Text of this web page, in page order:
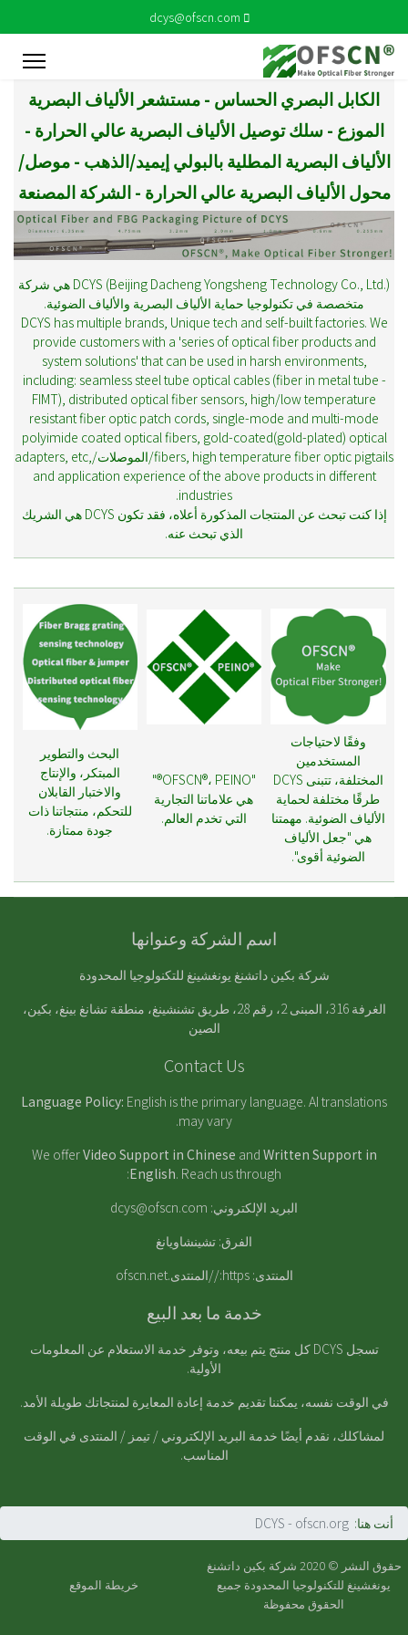
dcys@ofscn.com
الكابل البصري الحساس - مستشعر الألياف البصرية
الموزع - سلك توصيل الألياف البصرية عالي الحرارة -
الألياف البصرية المطلية بالبولي إيميد/الذهب - موصل/
محول الألياف البصرية عالي الحرارة - الشركة المصنعة
DCYS (Beijing Dacheng Yongsheng Technology Co., Ltd.) هي شركة
متخصصة في تكنولوجيا حماية الألياف البصرية والألياف الضوئية.
DCYS has multiple brands, Unique tech and self-built factories. We
provide customers with a 'series of optical fiber products and
system solutions' that can be used in harsh environments,
including: seamless steel tube optical cables (fiber in metal tube -
FIMT), distributed optical fiber sensors, high/low temperature
resistant fiber optic patch cords, single-mode and multi-mode
polyimide coated optical fibers, gold-coated(gold-plated) optical
fibers, high temperature fiber optic pigtails/الموصلات/adapters, etc,
and application experience of the above products in different
industries.
إذا كنت تبحث عن المنتجات المذكورة أعلاه، فقد تكون DCYS هي الشريك
الذي تبحث عنه.
وفقًا لاحتياجات
المستخدمين
المختلفة، تتبنى DCYS
طرقًا مختلفة لحماية
الألياف الضوئية. مهمتنا
هي "جعل الألياف
الضوئية أقوى".
"OFSCN®، PEINO®"
هي علاماتنا التجارية
التي تخدم العالم.
البحث والتطوير
المبتكر، والإنتاج
والاختبار القابلان
للتحكم، منتجاتنا ذات
جودة ممتازة.
اسم الشركة وعنوانها
شركة بكين داتشنغ يونغشينغ للتكنولوجيا المحدودة
الغرفة 316، المبنى 2، رقم 28، طريق تشنشينغ، منطقة تشانغ بينغ، بكين،
الصين
Contact Us
Language Policy: English is the primary language. AI translations
may vary.
We offerVideo Support in Chinese and Written Support in
English. Reach us through:
البريد الإلكتروني: dcys@ofscn.com
الفرق: تشينشاويانغ
المنتدى:https://المنتدى.ofscn.net
خدمة ما بعد البيع
تسجل DCYS كل منتج يتم بيعه، وتوفر خدمة الاستعلام عن المعلومات
الأولية.
في الوقت نفسه، يمكننا تقديم خدمة إعادة المعايرة لمنتجاتك طويلة الأمد.
لمشاكلك، نقدم أيضًا خدمة البريد الإلكتروني / تيمز / المنتدى في الوقت
المناسب.
أنت هنا: DCYS - ofscn.org
حقوق النشر © 2020
شركة بكين داتشنغ
يونغشينغ للتكنولوجيا المحدودة جميع
الحقوق محفوظة
خريطة الموقع